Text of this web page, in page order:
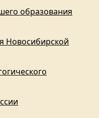
образования
Новосибирской